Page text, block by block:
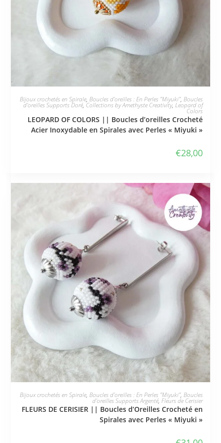
JE L'ADOPTE
Bijoux crochetés en Spirale Boucles d'oreilles : En Perles "Miyuki",Boucles
d'oreilles Supports Argenté,Fleurs de Cerisier
FLEURS DE CERISIER || Boucles d’Oreilles Crocheté en
Spirales avec Perles « Miyuki »
31,00